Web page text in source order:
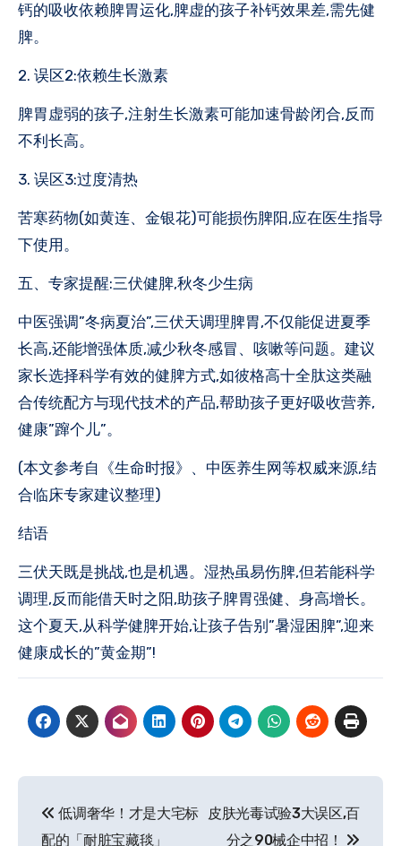
钙的吸收依赖脾胃运化,脾虚的孩子补钙效果差,需先健
脾。
2. 误区2:依赖生长激素
脾胃虚弱的孩子,注射生长激素可能加速骨龄闭合,反而
不利长高。
3. 误区3:过度清热
苦寒药物(如黄连、金银花)可能损伤脾阳,应在医生指导
下使用。
五、专家提醒:三伏健脾,秋冬少生病
中医强调”冬病夏治”,三伏天调理脾胃,不仅能促进夏季
长高,还能增强体质,减少秋冬感冒、咳嗽等问题。建议
家长选择科学有效的健脾方式,如彼格高十全肽这类融
合传统配方与现代技术的产品,帮助孩子更好吸收营养,
健康”蹿个儿”。
(本文参考自《生命时报》、中医养生网等权威来源,结
合临床专家建议整理)
结语
三伏天既是挑战,也是机遇。湿热虽易伤脾,但若能科学
调理,反而能借天时之阳,助孩子脾胃强健、身高增长。
这个夏天,从科学健脾开始,让孩子告别”暑湿困脾”,迎来
健康成长的”黄金期”!
章
低调奢华！才是大宅标
配的「耐脏宝藏毯」
皮肤光毒试验3大误区,百
分之90械企中招！